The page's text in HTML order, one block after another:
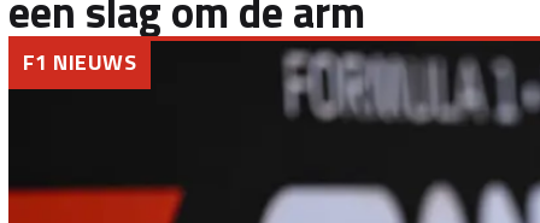
F1 NIEUWS